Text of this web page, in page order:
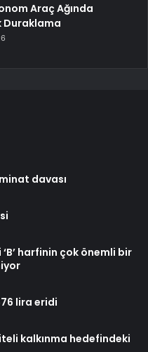
Araç Ağında
Duraklama
davası
harfinin çok önemli bir
lira eridi
kalkınma hedefindeki